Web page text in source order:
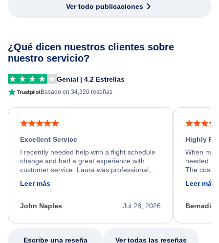
Ver todo publicaciones
¿Qué dicen nuestros clientes sobre
nuestro servicio?
Genial | 4.2 Estrellas
Basado en 34,320 reseñas
Excellent Service
I recently needed help with a flight schedule
change and had a great experience with
customer service. Laura was professional,
friendly, and very helpful throughout the
process. She quickly found a solution and
appreciate her excellent service.
Leer más
Jul 28, 2026
John Naples
Highly
When my
needed
The
calm,
my issue.
Leer más
Escribe una reseña Ver todas las reseñas